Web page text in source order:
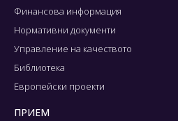
Финансова информация
Нормативни документи
Управление на качеството
Библиотека
Европейски проекти
ПРИЕМ